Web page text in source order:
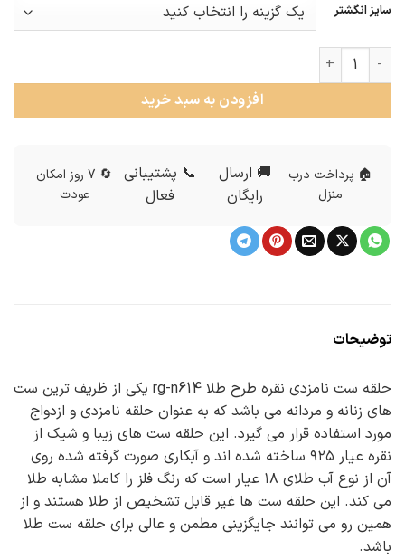
سایز انگشتر
حلقه ست نامزدی نقره طرح طلا rg-n614 عدد
افزودن به سبد خرید
🏠 پرداخت درب
منزل
🚚 ارسال
رایگان
📞 پشتیبانی
فعال
🔄 7 روز امکان
عودت
توضیحات
حلقه ست نامزدی نقره طرح طلا rg-n614 یکی از ظریف ترین ست
های زنانه و مردانه می باشد که به عنوان حلقه نامزدی و ازدواج
مورد استفاده قرار می گیرد. این حلقه ست های زیبا و شیک از
نقره عیار ۹۲۵ ساخته شده اند و آبکاری صورت گرفته شده روی
آن از نوع آب طلای ۱۸ عیار است که رنگ فلز را کاملا مشابه طلا
می کند. این حلقه ست ها غیر قابل تشخیص از طلا هستند و از
همین رو می توانند جایگزینی مطمن و عالی برای حلقه ست طلا
باشد.